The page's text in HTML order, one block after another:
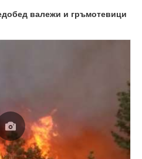
валежи и гръмотевици